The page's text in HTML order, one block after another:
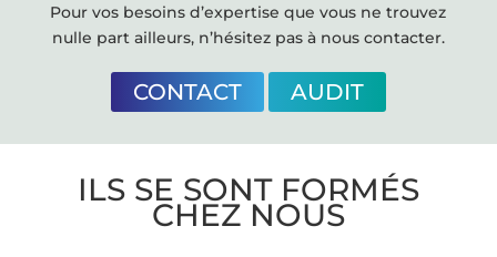
Pour vos besoins d’expertise que vous ne trouvez
nulle part ailleurs, n’hésitez pas à nous contacter.
CONTACT AUDIT
ILS SE SONT FORMÉS
CHEZ NOUS